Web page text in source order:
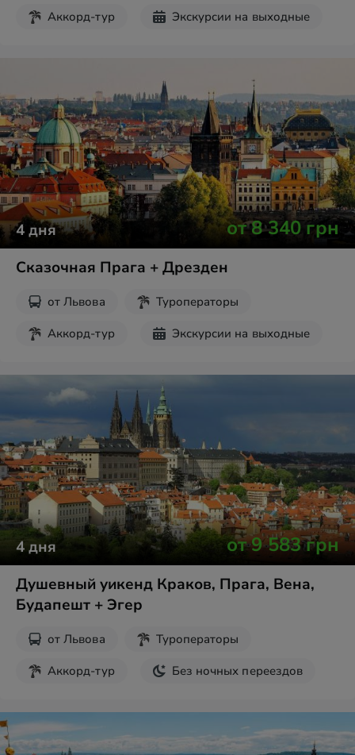
Аккорд-тур
Экскурсии на выходные
4дня от8 340грн
Сказочная Прага + Дрезден
от Львова
Туроператоры
Аккорд-тур
Экскурсии на выходные
4дня от9 583грн
Душевный уикенд Краков, Прага, Вена,
Будапешт + Эгер
от Львова
Туроператоры
Аккорд-тур
Без ночных переездов